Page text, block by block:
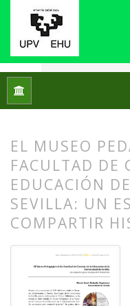
Inicio
EL MUSEO
FACULTAD DE
EDUCACIÓN
SEVILLA: UN
COMPARTIR